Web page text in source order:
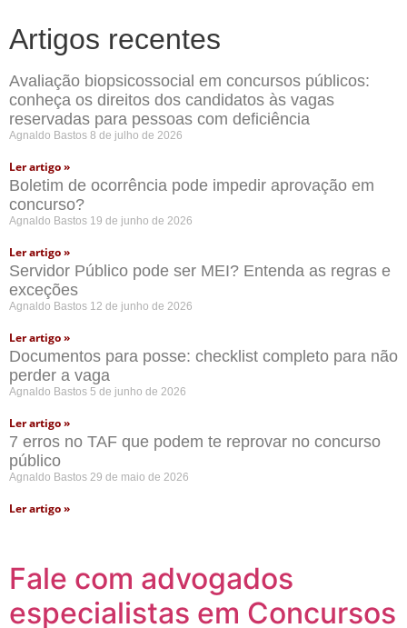
Artigos recentes
Avaliação biopsicossocial em concursos públicos:
conheça os direitos dos candidatos às vagas
reservadas para pessoas com deficiência
Agnaldo Bastos 8 de julho de 2026
Ler artigo »
Boletim de ocorrência pode impedir aprovação em
concurso?
Agnaldo Bastos 19 de junho de 2026
Ler artigo »
Servidor Público pode ser MEI? Entenda as regras e
exceções
Agnaldo Bastos 12 de junho de 2026
Ler artigo »
Documentos para posse: checklist completo para não
perder a vaga
Agnaldo Bastos 5 de junho de 2026
Ler artigo »
7 erros no TAF que podem te reprovar no concurso
público
Agnaldo Bastos 29 de maio de 2026
Ler artigo »
Fale com advogados
especialistas em Concursos